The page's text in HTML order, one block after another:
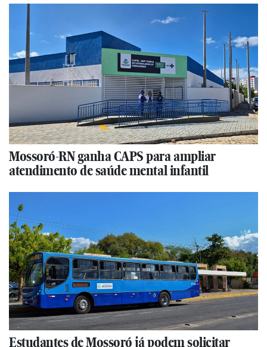
Mossoró-RN ganha CAPS para ampliar
atendimento de saúde mental infantil
Estudantes de Mossoró já podem solicitar